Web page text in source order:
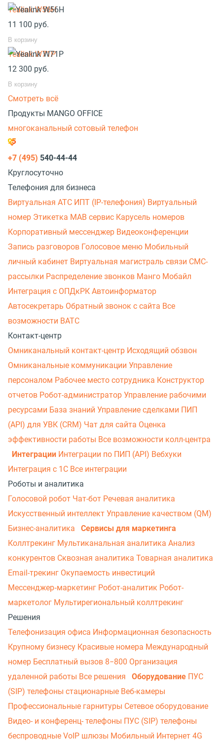
Yealink W56H
11 100 руб.
В корзину
Yealink W71P
12 300 руб.
В корзину
Смотреть всё
Продукты MANGO OFFICE
многоканальный сотовый телефон
+7 (495) 540-44-44
Круглосуточно
Телефония для бизнеса
Виртуальная АТС ИПТ (IP-телефония) Виртуальный
номер Этикетка МАВ сервис Карусель номеров
Корпоративный мессенджер Видеоконференции
Запись разговоров Голосовое меню Мобильный
личный кабинет Виртуальная магистраль связи СМС-
рассылки Распределение звонков Манго Мобайл
Интеграция с ОПДкРК Автоинформатор
Автосекретарь Обратный звонок с сайта Все
возможности ВАТС
Контакт-центр
Омниканальный контакт-центр Исходящий обзвон
Омниканальные коммуникации Управление
персоналом Рабочее место сотрудника Конструктор
отчетов Робот-администратор Управление рабочими
ресурсами База знаний Управление сделками ПИП
(API) для УВК (CRM) Чат для сайта Оценка
эффективности работы Все возможности колл-центра
Интеграции Интеграции по ПИП (API) Вебхуки
Интеграция с 1С Все интеграции
Роботы и аналитика
Голосовой робот Чат-бот Речевая аналитика
Искусственный интеллект Управление качеством (QM)
Бизнес-аналитика
Сервисы для маркетинга
Коллтрекинг Мультиканальная аналитика Анализ
конкурентов Сквозная аналитика Товарная аналитика
Email-трекинг Окупаемость инвестиций
Мессенджер‑маркетинг Робот-аналитик Робот-
маркетолог Мультирегиональный коллтрекинг
Решения
Телефонизация офиса Информационная безопасность
Крупному бизнесу Красивые номера Международный
номер Бесплатный вызов 8−800 Организация
удаленной работы Все решения Оборудование ПУС
(SIP) телефоны стационарные Веб-камеры
Профессиональные гарнитуры Сетевое оборудование
Видео- и конференц- телефоны ПУС (SIP) телефоны
беспроводные VoIP шлюзы Мобильный Интернет 4G